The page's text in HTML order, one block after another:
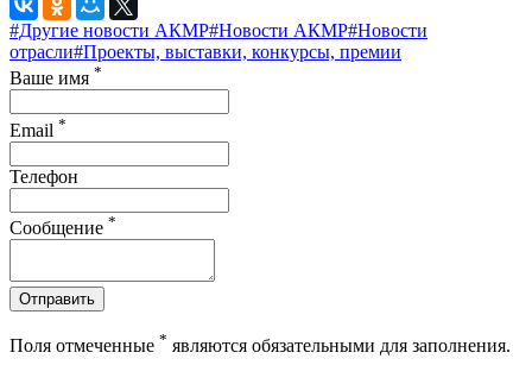
#Другие новости АКМР#Новости АКМР#Новости
отрасли#Проекты, выставки, конкурсы, премии
Ваше имя *
Email *
Телефон
Сообщение *
Отправить
Поля отмеченные * являются обязательными для заполнения.